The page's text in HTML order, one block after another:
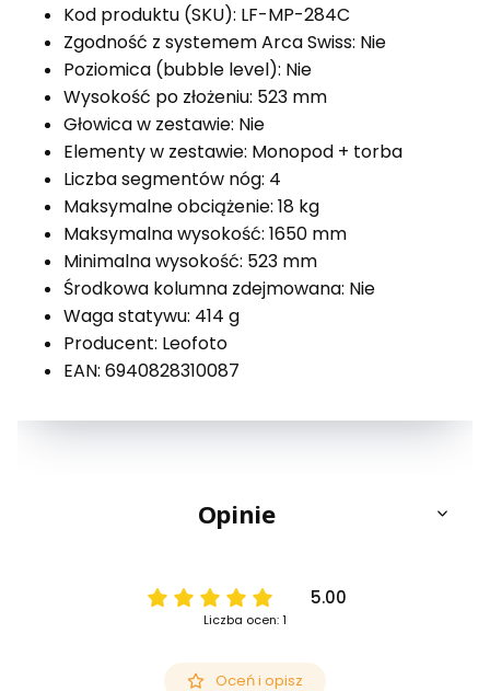
Kod produktu (SKU): LF-MP-284C
Zgodność z systemem Arca Swiss: Nie
Poziomica (bubble level): Nie
Wysokość po złożeniu: 523 mm
Głowica w zestawie: Nie
Elementy w zestawie: Monopod + torba
Liczba segmentów nóg: 4
Maksymalne obciążenie: 18 kg
Maksymalna wysokość: 1650 mm
Minimalna wysokość: 523 mm
Środkowa kolumna zdejmowana: Nie
Waga statywu: 414 g
Producent: Leofoto
EAN: 6940828310087
Opinie
5.00
Liczba ocen: 1
Oceń i opisz